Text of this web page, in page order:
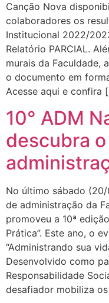
Canção Nova
colaboradores os
Institucional 2022/
Relatório PARCIAL.
murais da Faculdade,
o documento em
Acesse aqui e confira
10° ADM
descubra
No último sábado
de administração da
promoveu a 10ª
Prática”. Este ano, o
“Administrando sua
Desenvolvido como
Responsabilidade
desafiador mobiliza